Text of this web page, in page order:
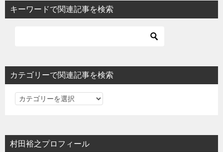
キーワードで関連記事を検索
カテゴリーで関連記事を検索
カ
リ
ー
村田裕之プロフィール